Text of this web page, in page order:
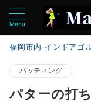
Menu
パッティング
パターの打